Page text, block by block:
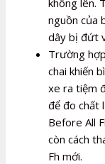
nguồn của
dây bị đứt
Trường
chai khiến
xe ra tiệm
để đo chất
Before All
còn cách
Fh mới.